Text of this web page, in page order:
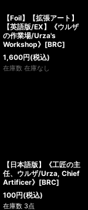
【Foil】【拡張アート】
【英語版/EX】《ウルザ
の作業場/Urza's
Workshop》[BRC]
1,600円(税込)
在庫数 在庫なし
【日本語版】《工匠の主
任、ウルザ/Urza, Chief
Artificer》[BRC]
100円(税込)
在庫数 3点